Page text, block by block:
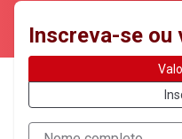
Inscreva-se ou